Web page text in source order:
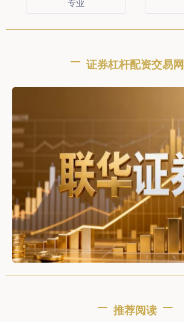
专业
证券杠杆配资交易网
推荐阅读